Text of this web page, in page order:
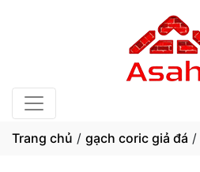
Trang chủ / gạch coric giả đá /